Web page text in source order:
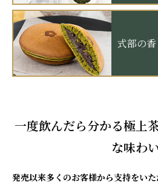
式部の
一度飲んだら分かる極上
な味わ
発売以来多くのお客様から支持をいた